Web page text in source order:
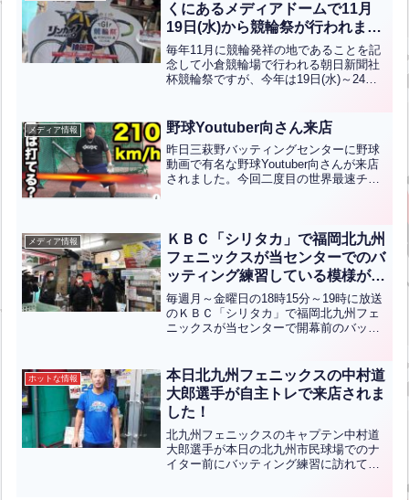
くにあるメディアドームで11月
19日(水)から競輪祭が行われま
す！！”The Keirin Festival will
be held at the Media Dome near
Mihagino Batting Center
19th!”【ENG CHT KOR JPN】
毎年11月に競輪発祥の地であることを記
念して小倉競輪場で行われる朝日新聞社
杯競輪祭ですが、今年は19日(水)～24日
センターでは、女子競輪をテーマにした
TVアニメ「リ...全文はクリック
メディア情報 野球Youtuber向さん来店
昨日三萩野バッティングセンターに野球
動画で有名な野球Youtuber向さんが来店
されました。今回二度目の世界最速チャ
戦お待ち...全文はクリック
メディア情報
ＫＢＣ「シリタカ」で福岡北九州
フェニックスが当センターでのバ
ッティング練習している模様が放
送されました。
毎週月～金曜日の18時15分～19時に放送
のＫＢＣ「シリタカ」で福岡北九州フェ
ニックスが当センターで開幕前のバッテ
九州フェニックスＶＳ火の国サラマンダ
ーズ戦で始球式...全文はクリック
ホットな情報
本日北九州フェニックスの中村道
大郎選手が自主トレで来店されま
した！
北九州フェニックスのキャプテン中村道
大郎選手が本日の北九州市民球場でのナ
イター前にバッティング練習に訪れてく